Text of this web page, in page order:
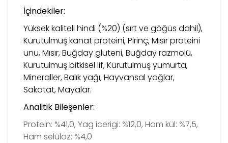
İçindekiler:
Yüksek kaliteli hindi (%20) (sırt ve göğüs dahil),
Kurutulmuş kanat proteini, Pirinç, Mısır proteini
unu, Mısır, Buğday gluteni, Buğday razmolü,
Kurutulmuş bitkisel lif, Kurutulmuş yumurta,
Mineraller, Balık yağı, Hayvansal yağlar,
Sakatat, Mayalar.
Analitik Bileşenler:
Protein: %41,0, Yag icerigi: %12,0, Ham kül: %7,5,
Ham selüloz: %4,0